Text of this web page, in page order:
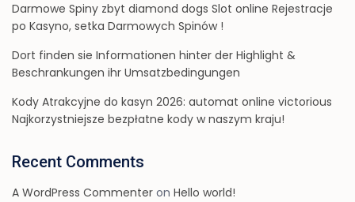
Darmowe Spiny zbyt diamond dogs Slot online Rejestracje
po Kasyno, setka Darmowych Spinów !
Dort finden sie Informationen hinter der Highlight &
Beschrankungen ihr Umsatzbedingungen
Kody Atrakcyjne do kasyn 2026: automat online victorious
Najkorzystniejsze bezpłatne kody w naszym kraju!
Recent Comments
A WordPress Commenter onHello world!